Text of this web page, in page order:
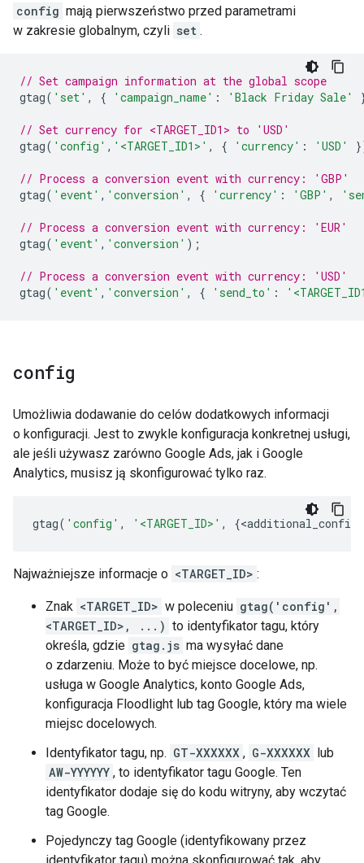
config mają pierwszeństwo przed parametrami
w zakresie globalnym, czyli set .
// Set campaign information at the global scope
gtag( 'set' , { 'campaign_name' : 'Black Friday Sale'
// Set currency for <TARGET_ID1> to 'USD'
gtag( 'config' , '<TARGET_ID1>' , { 'currency' : 'USD'
// Process a conversion event with currency: 'GBP'
gtag( 'event' , 'conversion' , { 'currency' : 'GBP' ,
// Process a conversion event with currency: 'EUR'
gtag( 'event' , 'conversion' );
// Process a conversion event with currency: 'USD'
gtag( 'event' , 'conversion' , { 'send_to' :
config
Umożliwia dodawanie do celów dodatkowych informacji
o konfiguracji. Jest to zwykle konfiguracja konkretnej usługi,
ale jeśli używasz zarówno Google Ads, jak i Google
Analytics, musisz ją skonfigurować tylko raz.
gtag( 'config' , '<TARGET_ID>' , {<
Najważniejsze informacje o <TARGET_ID> :
Znak <TARGET_ID> w poleceniu gtag('config',
<TARGET_ID>, ...) to identyfikator tagu, który
określa, gdzie gtag.js ma wysyłać dane
o zdarzeniu. Może to być miejsce docelowe, np.
usługa w Google Analytics, konto Google Ads,
konfiguracja Floodlight lub tag Google, który ma wiele
miejsc docelowych.
Identyfikator tagu, np. GT-XXXXXX , G-XXXXXX lub
AW-YYYYYY , to identyfikator tagu Google. Ten
identyfikator dodaje się do kodu witryny, aby wczytać
tag Google.
Pojedynczy tag Google (identyfikowany przez